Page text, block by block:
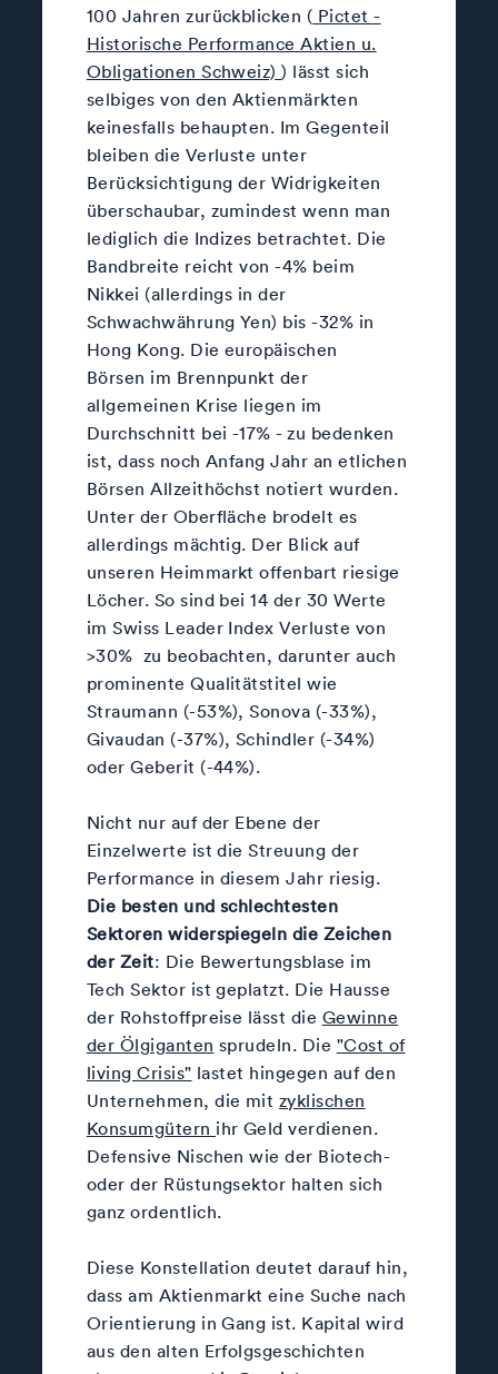
100 Jahren zurückblicken ( Pictet -
Historische Performance Aktien u.
Obligationen Schweiz)) lässt sich
selbiges von den Aktienmärkten
keinesfalls behaupten. Im Gegenteil
bleiben die Verluste unter
Berücksichtigung der Widrigkeiten
überschaubar, zumindest wenn man
lediglich die Indizes betrachtet. Die
Bandbreite reicht von -4% beim
Nikkei (allerdings in der
Schwachwährung Yen) bis -32% in
Hong Kong. Die europäischen
Börsen im Brennpunkt der
allgemeinen Krise liegen im
Durchschnitt bei -17% - zu bedenken
ist, dass noch Anfang Jahr an etlichen
Börsen Allzeithöchst notiert wurden.
Unter der Oberfläche brodelt es
allerdings mächtig. Der Blick auf
unseren Heimmarkt offenbart riesige
Löcher. So sind bei 14 der 30 Werte
im Swiss Leader Index Verluste von
>30% zu beobachten, darunter auch
prominente Qualitätstitel wie
Straumann (-53%), Sonova (-33%),
Givaudan (-37%), Schindler (-34%)
oder Geberit (-44%).
Nicht nur auf der Ebene der
Einzelwerte ist die Streuung der
Performance in diesem Jahr riesig.
Die besten und schlechtesten
Sektoren widerspiegeln die Zeichen
der Zeit: Die Bewertungsblase im
Tech Sektor ist geplatzt. Die Hausse
der Rohstoffpreise lässt die Gewinne
der Ölgiganten sprudeln. Die "Cost of
living Crisis" lastet hingegen auf den
Unternehmen, die mit zyklischen
Konsumgütern ihr Geld verdienen.
Defensive Nischen wie der Biotech-
oder der Rüstungsektor halten sich
ganz ordentlich.
Diese Konstellation deutet darauf hin,
dass am Aktienmarkt eine Suche nach
Orientierung in Gang ist. Kapital wird
aus den alten Erfolgsgeschichten